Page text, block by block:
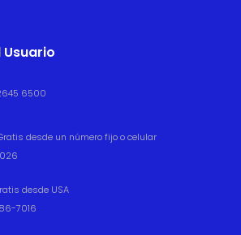
6500
desde un número fijo o celular
desde USA
7016